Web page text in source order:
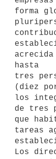
forma
hasta
tres
(diez
los
de tres
que
tareas
Los